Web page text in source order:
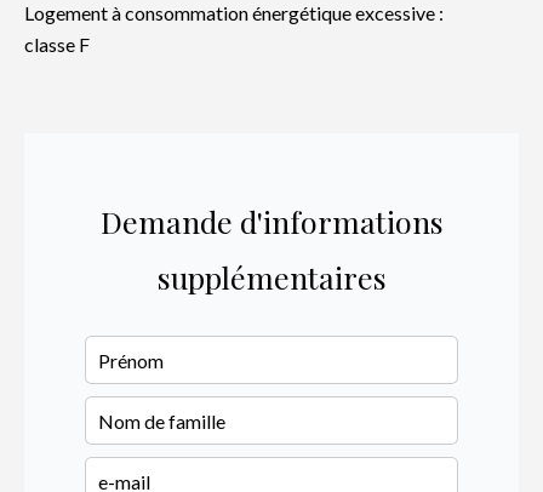
Logement à consommation énergétique excessive :
classe F
Demande d'informations
supplémentaires